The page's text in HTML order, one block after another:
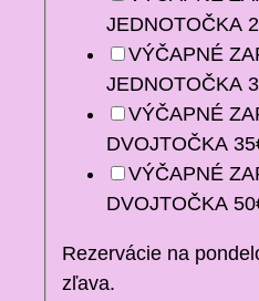
JEDNOTOČKA
VÝČAPNÉ
JEDNOTOČKA
VÝČAPNÉ
DVOJTOČKA
VÝČAPNÉ
DVOJTOČKA
Rezervácie na
zľava.